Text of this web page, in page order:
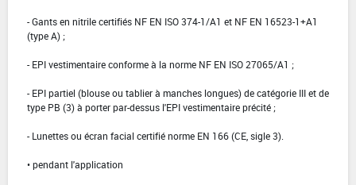
- Gants en nitrile certifiés NF EN ISO 374-1/A1 et NF EN 16523-1+A1
(type A) ;
- EPI vestimentaire conforme à la norme NF EN ISO 27065/A1 ;
- EPI partiel (blouse ou tablier à manches longues) de catégorie III et de
type PB (3) à porter par-dessus l'EPI vestimentaire précité ;
- Lunettes ou écran facial certifié norme EN 166 (CE, sigle 3).
• pendant l'application